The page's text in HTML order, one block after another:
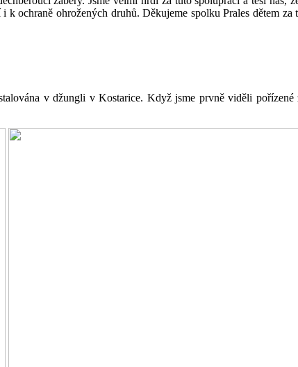
ohrožených druhů. Děkujeme spolku Prales dětem za
v džungli v Kostarice. Když jsme prvně viděli pořízené